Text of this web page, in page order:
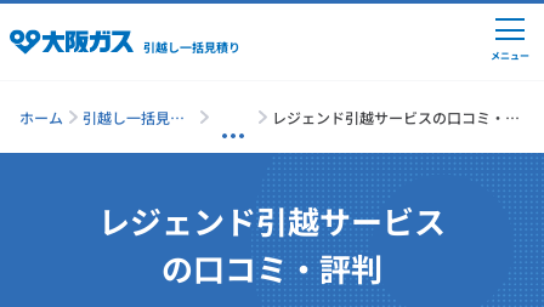
引越し一括見積り
引越しの準備
引越し費用の相場
メニュー
ホーム
引越し一括見積
レジェンド引越サービスの口コミ・評
レジェンド引越サービス
の口コミ・評判